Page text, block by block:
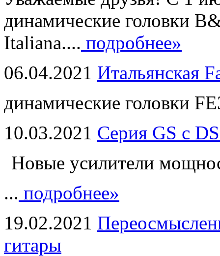
динамические головки
Italiana.... подробнее»
06.04.2021 Итальянская
динамические головки
10.03.2021 Серия GS с
Новые усилители
... подробнее»
19.02.2021
гитары